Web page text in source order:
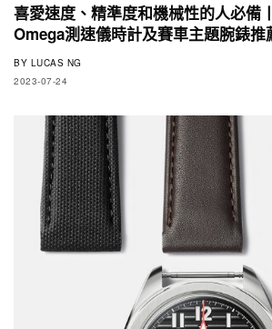
喜愛速度、精準度和機械性的人必備
Omega測速儀時計及賽車主題腕錶推
BY LUCAS NG
2023-07-24